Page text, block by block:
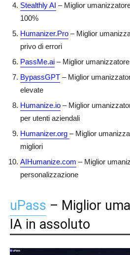
Stealthly AI – Miglior
100%
Humanizer.Pro – Miglior
privo di errori
PassMe.ai – Miglior
BypassGPT – Miglior
elevate
Humanize.io – Miglior
per utenti aziendali
Humanizer.org – Miglior
migliori
AIHumanize.com – Miglior
personalizzazione
uPass – Miglior
IA in assoluto